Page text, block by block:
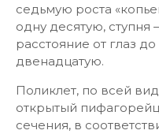
седьмую роста
одну десятую,
расстояние от глаз
двенадцатую.
Поликлет, по всей
открытый
сечения, в